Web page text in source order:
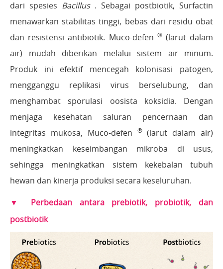
dari spesies Bacillus. Sebagai postbiotik, Surfactin
menawarkan stabilitas tinggi, bebas dari residu obat
dan resistensi antibiotik. Muco-defen ®(larut dalam
air) mudah diberikan melalui sistem air minum.
Produk ini efektif mencegah kolonisasi patogen,
mengganggu replikasi virus berselubung, dan
menghambat sporulasi oosista koksidia. Dengan
menjaga kesehatan saluran pencernaan dan
integritas mukosa, Muco-defen
®(larut dalam air)
meningkatkan keseimbangan mikroba di usus,
sehingga meningkatkan sistem kekebalan tubuh
hewan dan kinerja produksi secara keseluruhan.
▼ Perbedaan antara prebiotik, probiotik, dan
postbiotik